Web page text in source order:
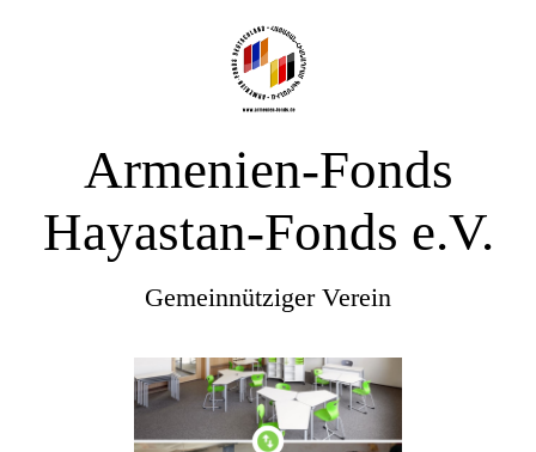
Armenien-Fonds
Hayastan-Fonds e.V.
Gemeinnütziger Verein